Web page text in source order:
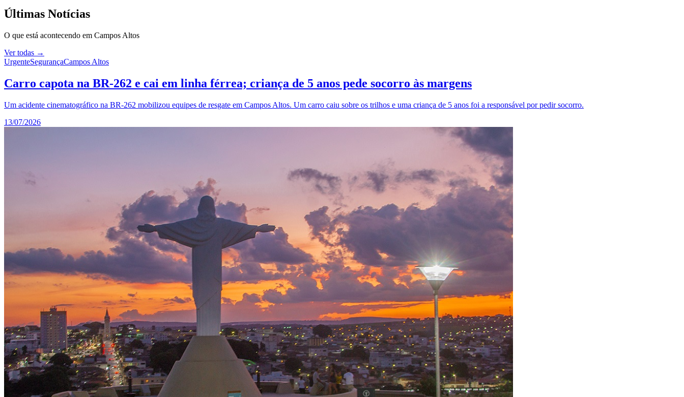
Últimas Notícias
O que está acontecendo em Campos Altos
Ver todas →
UrgenteSegurançaCampos Altos
Carro capota na BR-262 e cai em linha férrea; criança de 5 anos pede socorro às margens
Um acidente cinematográfico na BR-262 mobilizou equipes de resgate em Campos Altos. Um carro caiu sobre os trilhos e uma criança de 5 anos foi a responsável por pedir socorro.
13/07/2026